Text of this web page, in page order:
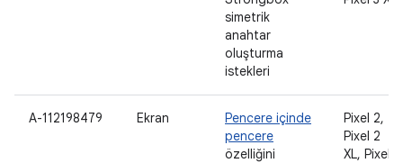
simetrik
anahtar
oluşturma
istekleri
A-112198479 Ekran
Pencere içinde
pencere
özelliğini
Pixel 2,
Pixel 2
XL, Pixel